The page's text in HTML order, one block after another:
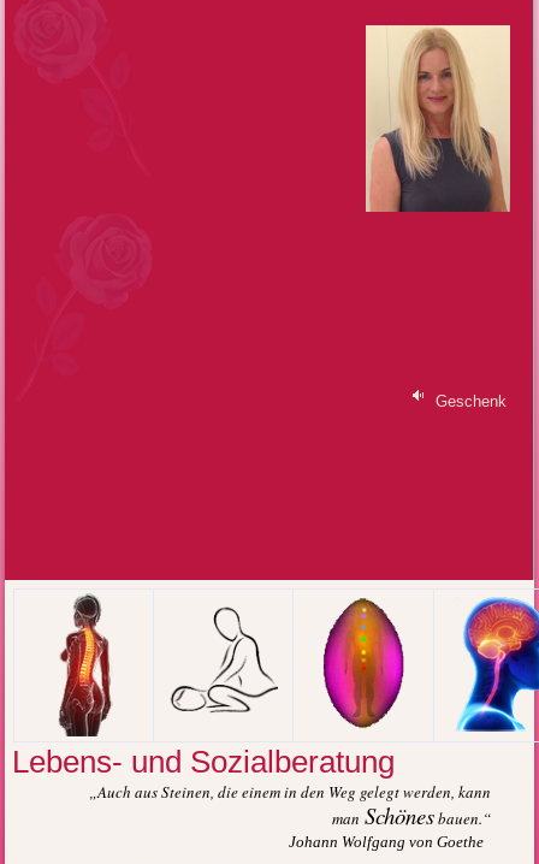
Geschenk
Lebens- und Sozialberatung
„Auch aus Steinen, die einem in den Weg gelegt werden, kann
man Schönesbauen.“
Johann Wolfgang von Goethe